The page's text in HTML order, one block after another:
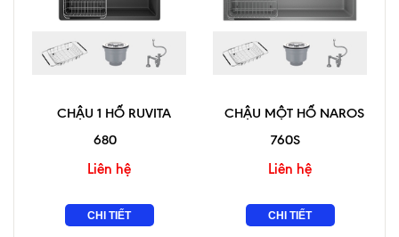
CHẬU 1 HỐ RUVITA
680
Liên hệ
CHI TIẾT
CHẬU MỘT HỐ NAROS
760S
Liên hệ
CHI TIẾT